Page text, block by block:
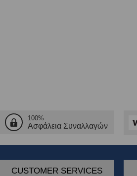
100%
Ασφάλεια Συναλλαγών
CUSTOMER SERVICES